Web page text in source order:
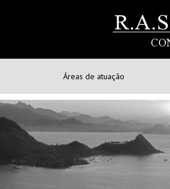
Áreas de atuação